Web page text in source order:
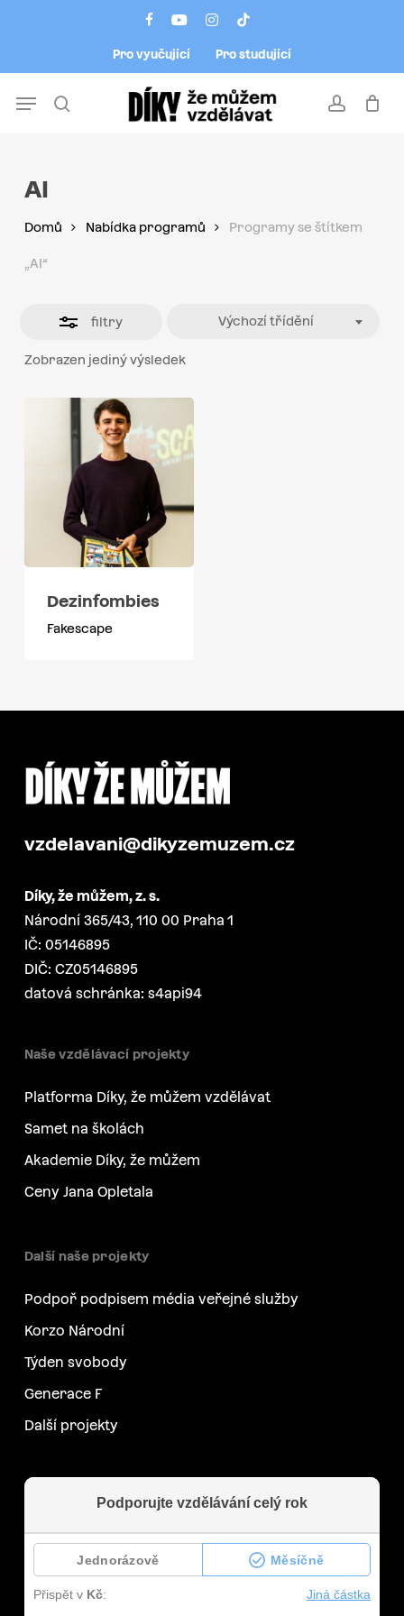
facebookyoutubeinstagram
tiktok
Pro vyučující Pro studující
account
Menu
AI
Domů Nabídka programů Programy se štítkem
„AI“
filtry
Zobrazen jediný výsledek
Výchozí třídění
Dezinfombies
Fakescape
vzdelavani@dikyzemuzem.cz
Díky, že můžem, z. s.
Národní 365/43, 110 00 Praha 1
IČ: 05146895
DIČ: CZ05146895
datová schránka: s4api94
Naše vzdělávací projekty
Platforma Díky, že můžem vzdělávat
Samet na školách
Akademie Díky, že můžem
Ceny Jana Opletala
Další naše projekty
Podpoř podpisem média veřejné služby
Korzo Národní
Týden svobody
Generace F
Další projekty